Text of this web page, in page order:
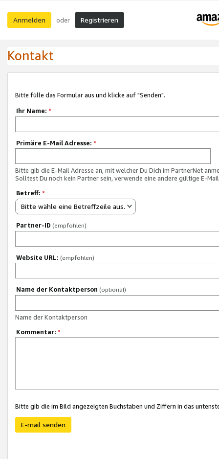
Anmelden oder Registrieren
Kontakt
Bitte fülle das Formular aus und klicke auf "Senden".
Ihr Name: *
Primäre E-Mail Adresse: *
Bitte gib die E-Mail Adresse an, mit welcher Du Dich im PartnerNet
Solltest Du noch kein Partner sein, verwende eine andere gültige E-
Betreff: *
Bitte wähle eine Betreffzeile aus.
Partner-ID (empfohlen)
Website URL: (empfohlen)
Name der Kontaktperson (optional)
Name der Kontaktperson
Kommentar: *
Bitte gib die im Bild angezeigten Buchstaben und Ziffern in das
E-mail senden